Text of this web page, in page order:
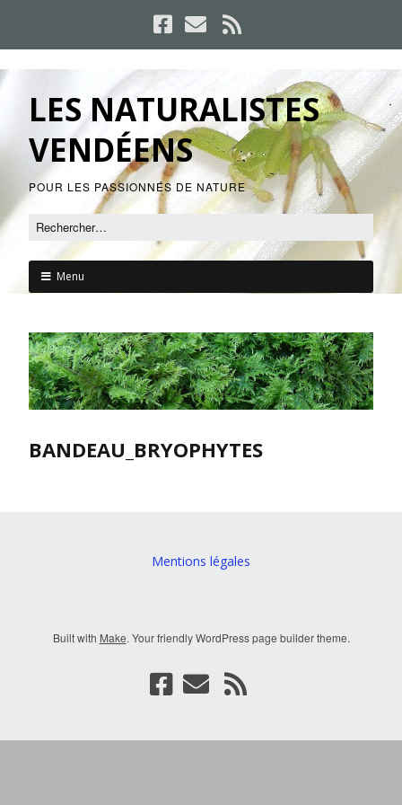
LES NATURALISTES
VENDÉENS
POUR LES PASSIONNÉS DE NATURE
Menu
BANDEAU_BRYOPHYTES
Mentions légales
Built with Make. Your friendly WordPress page builder theme.